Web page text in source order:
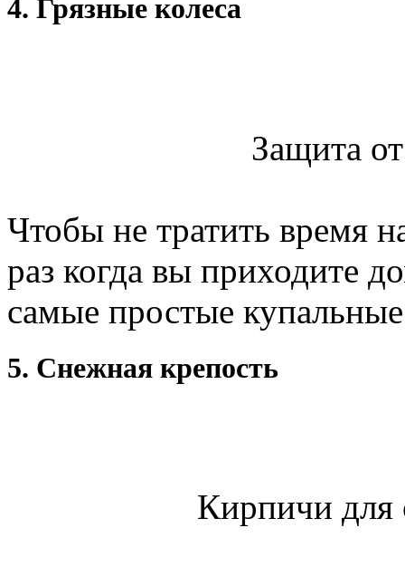
4. Грязные колеса
Защита
Чтобы не тратить время
раз когда вы приходите
самые простые
5. Снежная крепость
Кирпичи для